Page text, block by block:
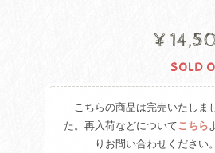
SOLD
こちらの商品は完売いたしま
た。再入荷などについてこちら
りお問い合わせください